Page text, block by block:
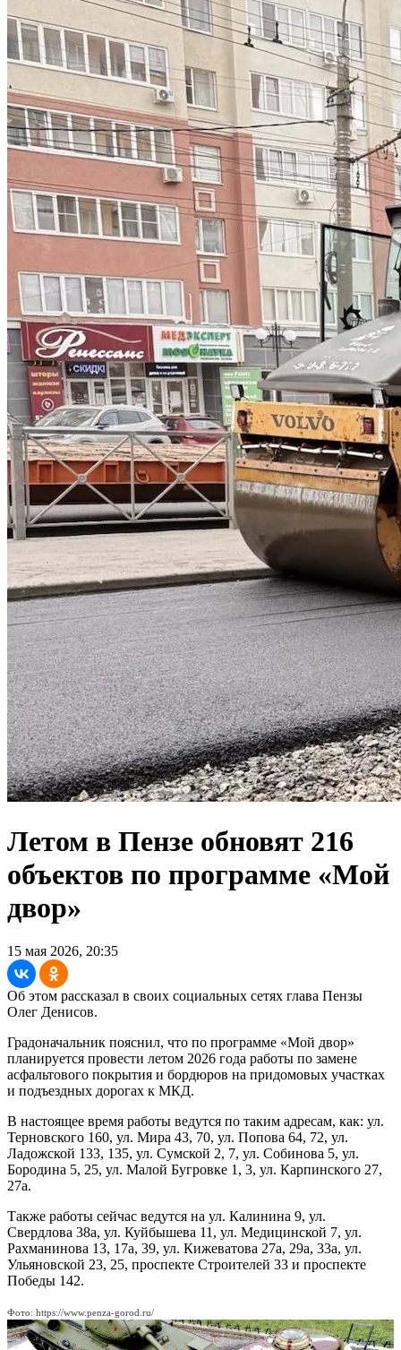
Летом в Пензе обновят 216
объектов по программе «Мой
двор»
15 мая 2026, 20:35
Об этом рассказал в своих социальных сетях глава Пензы
Олег Денисов.
Градоначальник пояснил, что по программе «Мой двор»
планируется провести летом 2026 года работы по замене
асфальтового покрытия и бордюров на придомовых участках
и подъездных дорогах к МКД.
В настоящее время работы ведутся по таким адресам, как: ул.
Терновского 160, ул. Мира 43, 70, ул. Попова 64, 72, ул.
Ладожской 133, 135, ул. Сумской 2, 7, ул. Собинова 5, ул.
Бородина 5, 25, ул. Малой Бугровке 1, 3, ул. Карпинского 27,
27а.
Также работы сейчас ведутся на ул. Калинина 9, ул.
Свердлова 38а, ул. Куйбышева 11, ул. Медицинской 7, ул.
Рахманинова 13, 17а, 39, ул. Кижеватова 27а, 29а, 33а, ул.
Ульяновской 23, 25, проспекте Строителей 33 и проспекте
Победы 142.
Фото: https://www.penza-gorod.ru/